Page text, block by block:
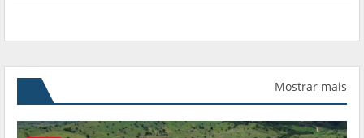
Mostrar mais